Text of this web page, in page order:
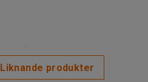
Liknande produkter